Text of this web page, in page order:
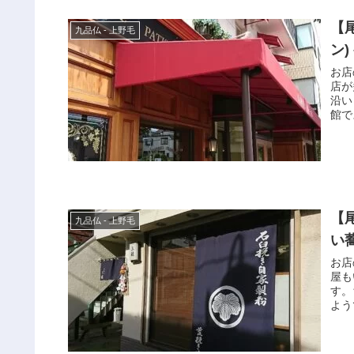
九品仏 - 上野毛
ン)
お
店
沿
館
九品仏 - 上野毛
い
お
屋
す
よ